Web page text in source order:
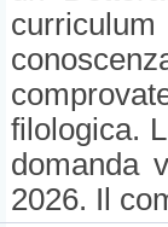
filologica.
domanda
2026. Il